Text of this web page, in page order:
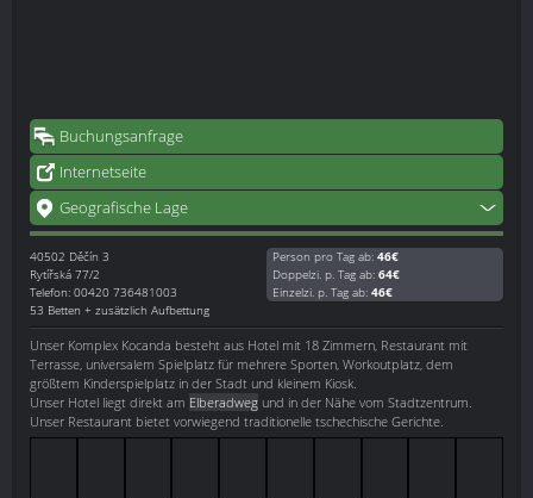
Buchungsanfrage
Internetseite
Geografische Lage
40502 Děčín 3
Rytířská 77/2
Telefon: 00420 736481003
53 Betten + zusätzlich Aufbettung
Person pro Tag ab: 46€
Doppelzi. p. Tag ab: 64€
Einzelzi. p. Tag ab: 46€
Unser Komplex Kocanda besteht aus Hotel mit 18 Zimmern, Restaurant mit
Terrasse, universalem Spielplatz für mehrere Sporten, Workoutplatz, dem
größtem Kinderspielplatz in der Stadt und kleinem Kiosk.
Unser Hotel liegt direkt am Elberadweg und in der Nähe vom Stadtzentrum.
Unser Restaurant bietet vorwiegend traditionelle tschechische Gerichte.